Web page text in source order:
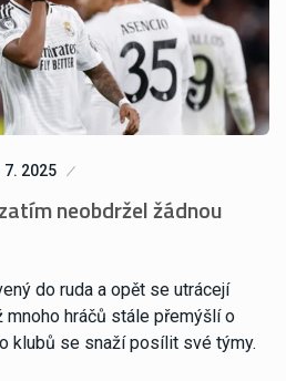
7. 2025
neobdržel žádnou
do ruda a opět se utrácejí
hráčů stále přemýšlí o
klubů se snaží posílit své týmy.